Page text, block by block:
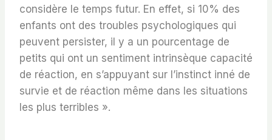
considère le temps futur. En effet, si 10% des
enfants ont des troubles psychologiques qui
peuvent persister, il y a un pourcentage de
petits qui ont un sentiment intrinsèque capacité
de réaction, en s’appuyant sur l’instinct inné de
survie et de réaction même dans les situations
les plus terribles ».